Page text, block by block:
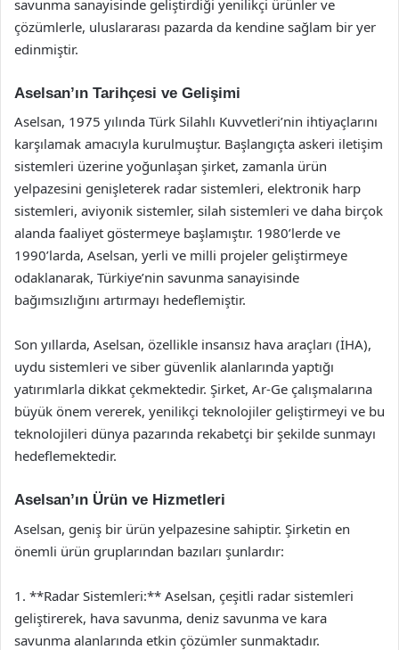
savunma sanayisinde geliştirdiği yenilikçi ürünler ve
çözümlerle, uluslararası pazarda da kendine sağlam bir yer
edinmiştir.
Aselsan’ın Tarihçesi ve Gelişimi
Aselsan, 1975 yılında Türk Silahlı Kuvvetleri’nin ihtiyaçlarını
karşılamak amacıyla kurulmuştur. Başlangıçta askeri iletişim
sistemleri üzerine yoğunlaşan şirket, zamanla ürün
yelpazesini genişleterek radar sistemleri, elektronik harp
sistemleri, aviyonik sistemler, silah sistemleri ve daha birçok
alanda faaliyet göstermeye başlamıştır. 1980’lerde ve
1990’larda, Aselsan, yerli ve milli projeler geliştirmeye
odaklanarak, Türkiye’nin savunma sanayisinde
bağımsızlığını artırmayı hedeflemiştir.
Son yıllarda, Aselsan, özellikle insansız hava araçları (İHA),
uydu sistemleri ve siber güvenlik alanlarında yaptığı
yatırımlarla dikkat çekmektedir. Şirket, Ar-Ge çalışmalarına
büyük önem vererek, yenilikçi teknolojiler geliştirmeyi ve bu
teknolojileri dünya pazarında rekabetçi bir şekilde sunmayı
hedeflemektedir.
Aselsan’ın Ürün ve Hizmetleri
Aselsan, geniş bir ürün yelpazesine sahiptir. Şirketin en
önemli ürün gruplarından bazıları şunlardır:
1. **Radar Sistemleri:** Aselsan, çeşitli radar sistemleri
geliştirerek, hava savunma, deniz savunma ve kara
savunma alanlarında etkin çözümler sunmaktadır.